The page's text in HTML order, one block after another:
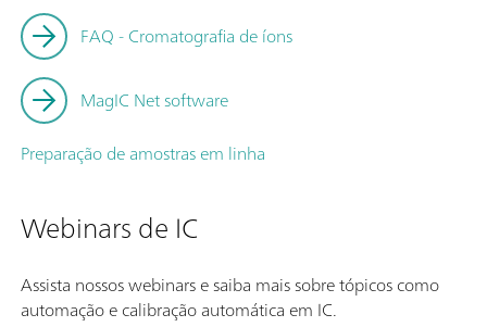
FAQ - Cromatografia de íons
MagIC Net software
Preparação de amostras em linha
Webinars de IC
Assista nossos webinars e saiba mais sobre tópicos como
automação e calibração automática em IC.